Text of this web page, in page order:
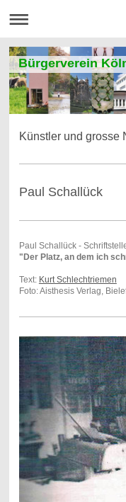
Bürgerverein
Künstler und grosse
Paul Schallück
Paul Schallück -
"Der Platz, an dem ich
Text: Kurt Schlechtriemen
Foto: Aisthesis Verlag,